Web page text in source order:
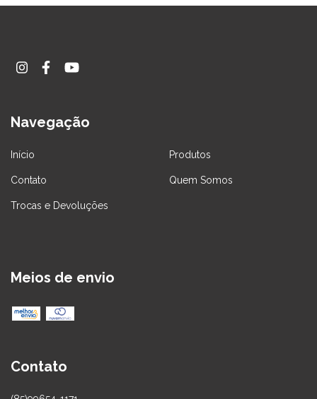
Navegação
Início Produtos
Contato Quem Somos
Trocas e Devoluções
Meios de envio
Contato